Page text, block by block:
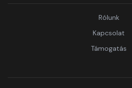
Rólunk
Kapcsolat
Támogatás